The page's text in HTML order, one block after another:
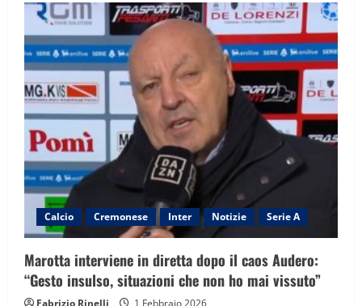
svela
il
dopo
petardo:
“Qualcosa
che
non
mi
era
mai
successo.
Era
dentro”
Calcio Cremonese Inter Notizie Serie A
Marotta interviene in diretta dopo il caos Audero:
“Gesto insulso, situazioni che non ho mai vissuto”
Fabrizio Rinelli 1 Febbraio 2026